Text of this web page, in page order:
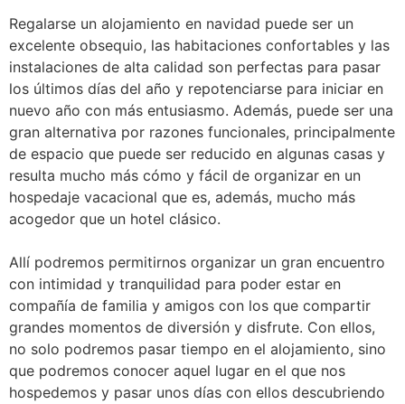
Regalarse un alojamiento en navidad puede ser un
excelente obsequio, las habitaciones confortables y las
instalaciones de alta calidad son perfectas para pasar
los últimos días del año y repotenciarse para iniciar en
nuevo año con más entusiasmo. Además, puede ser una
gran alternativa por razones funcionales, principalmente
de espacio que puede ser reducido en algunas casas y
resulta mucho más cómo y fácil de organizar en un
hospedaje vacacional que es, además, mucho más
acogedor que un hotel clásico.
Allí podremos permitirnos organizar un gran encuentro
con intimidad y tranquilidad para poder estar en
compañía de familia y amigos con los que compartir
grandes momentos de diversión y disfrute. Con ellos,
no solo podremos pasar tiempo en el alojamiento, sino
que podremos conocer aquel lugar en el que nos
hospedemos y pasar unos días con ellos descubriendo